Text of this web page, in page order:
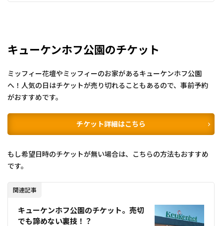
キューケンホフ公園のチケット
ミッフィー花壇やミッフィーのお家があるキューケンホフ公園
へ！人気の日はチケットが売り切れることもあるので、事前予約
がおすすめです。
チケット詳細はこちら
もし希望日時のチケットが無い場合は、こちらの方法もおすすめ
です。
関連記事
キューケンホフ公園のチケット。売切
でも諦めない裏技！？